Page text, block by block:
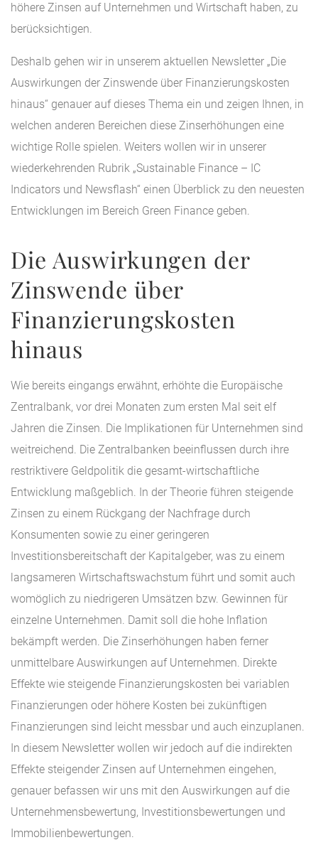
höhere Zinsen auf Unternehmen und Wirtschaft haben, zu
berücksichtigen.
Deshalb gehen wir in unserem aktuellen Newsletter „Die
Auswirkungen der Zinswende über Finanzierungskosten
hinaus“ genauer auf dieses Thema ein und zeigen Ihnen, in
welchen anderen Bereichen diese Zinserhöhungen eine
wichtige Rolle spielen. Weiters wollen wir in unserer
wiederkehrenden Rubrik „Sustainable Finance – IC
Indicators und Newsflash“ einen Überblick zu den neuesten
Entwicklungen im Bereich Green Finance geben.
Die Auswirkungen der
Zinswende über
Finanzierungskosten
hinaus
Wie bereits eingangs erwähnt, erhöhte die Europäische
Zentralbank, vor drei Monaten zum ersten Mal seit elf
Jahren die Zinsen. Die Implikationen für Unternehmen sind
weitreichend. Die Zentralbanken beeinflussen durch ihre
restriktivere Geldpolitik die gesamt-wirtschaftliche
Entwicklung maßgeblich. In der Theorie führen steigende
Zinsen zu einem Rückgang der Nachfrage durch
Konsumenten sowie zu einer geringeren
Investitionsbereitschaft der Kapitalgeber, was zu einem
langsameren Wirtschaftswachstum führt und somit auch
womöglich zu niedrigeren Umsätzen bzw. Gewinnen für
einzelne Unternehmen. Damit soll die hohe Inflation
bekämpft werden. Die Zinserhöhungen haben ferner
unmittelbare Auswirkungen auf Unternehmen. Direkte
Effekte wie steigende Finanzierungskosten bei variablen
Finanzierungen oder höhere Kosten bei zukünftigen
Finanzierungen sind leicht messbar und auch einzuplanen.
In diesem Newsletter wollen wir jedoch auf die indirekten
Effekte steigender Zinsen auf Unternehmen eingehen,
genauer befassen wir uns mit den Auswirkungen auf die
Unternehmensbewertung, Investitionsbewertungen und
Immobilienbewertungen.